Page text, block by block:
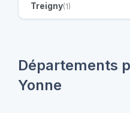
Treigny(1)
Départements
Yonne